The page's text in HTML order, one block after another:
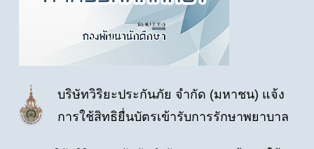
บริษัทวิริยะประกันภัย จำกัด (มหาชน) แจ้ง
การใช้สิทธิยื่นบัตรเข้ารับการรักษาพยาบาล